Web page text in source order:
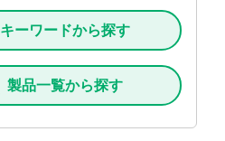
キーワードから探す
製品一覧から探す